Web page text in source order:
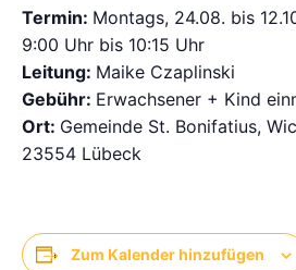
Termin: Montags, 24.08. bis
9:00 Uhr bis 10:15 Uhr
Leitung: Maike Czaplinski
Gebühr: Erwachsener + Kind
Ort: Gemeinde St. Bonifatius,
23554 Lübeck
Zum Kalender hinzufügen